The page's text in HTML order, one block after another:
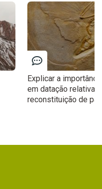
Explicar a
em datação relativa e
reconstituição de